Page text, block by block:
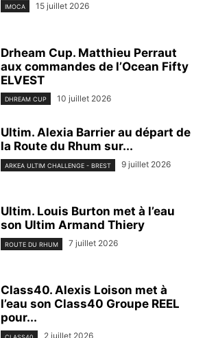
IMOCA 15 juillet 2026
Drheam Cup. Matthieu Perraut
aux commandes de l’Ocean Fifty
ELVEST
DHREAM CUP 10 juillet 2026
Ultim. Alexia Barrier au départ de
la Route du Rhum sur...
ARKEA ULTIM CHALLENGE - BREST 9 juillet 2026
Ultim. Louis Burton met à l’eau
son Ultim Armand Thiery
ROUTE DU RHUM 7 juillet 2026
Class40. Alexis Loison met à
l’eau son Class40 Groupe REEL
pour...
2 juillet 2026